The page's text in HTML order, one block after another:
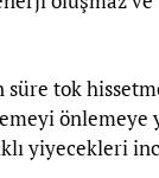
tok
önlemeye
yiyecekleri